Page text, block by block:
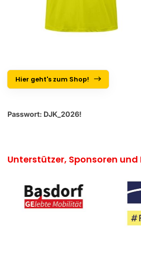
Hier geht's zum Shop!
Passwort: DJK_2026!
Unterstützer, Sponsoren und